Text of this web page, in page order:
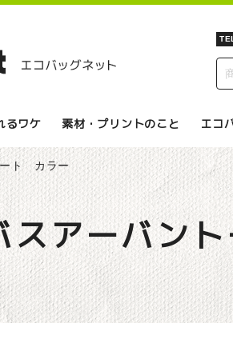
るワケ 素材・プリントのこと エコ
ート カラー
スアーバン